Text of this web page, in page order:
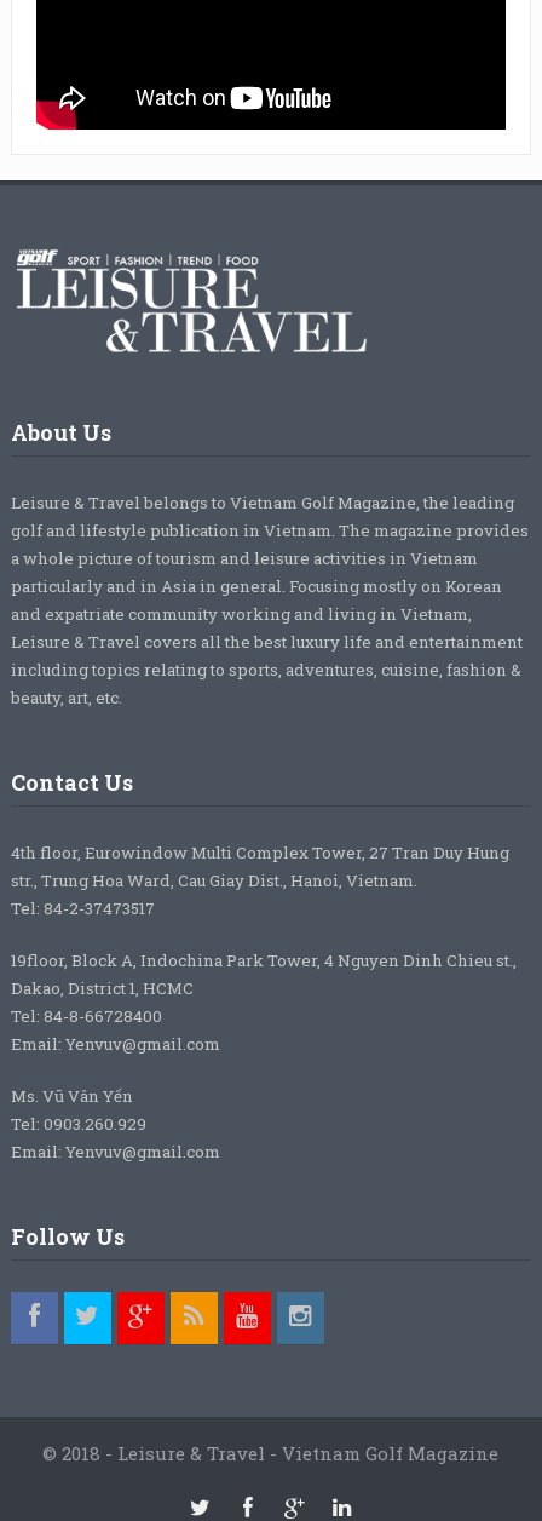
About Us
Leisure & Travel belongs to Vietnam Golf Magazine, the leading
golf and lifestyle publication in Vietnam. The magazine provides
a whole picture of tourism and leisure activities in Vietnam
particularly and in Asia in general. Focusing mostly on Korean
and expatriate community working and living in Vietnam,
Leisure & Travel covers all the best luxury life and entertainment
including topics relating to sports, adventures, cuisine, fashion &
beauty, art, etc.
Contact Us
4th floor, Eurowindow Multi Complex Tower, 27 Tran Duy Hung
str., Trung Hoa Ward, Cau Giay Dist., Hanoi, Vietnam.
Tel: 84-2-37473517
19floor, Block A, Indochina Park Tower, 4 Nguyen Dinh Chieu st.,
Dakao, District 1, HCMC
Tel: 84-8-66728400
Email: Yenvuv@gmail.com
Ms. Vũ Vân Yến
Tel: 0903.260.929
Email: Yenvuv@gmail.com
Follow Us
© 2018 - Leisure & Travel - Vietnam Golf Magazine